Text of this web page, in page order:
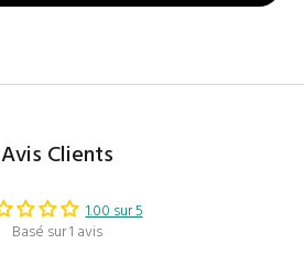
Avis Clients
1.00 sur 5
Basé sur 1 avis